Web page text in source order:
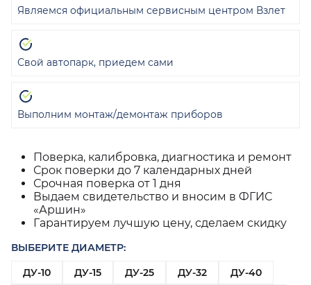
Поверка, калибровка, диагностика и ремонт
Срок поверки до 7 календарных дней
Срочная поверка от 1 дня
Выдаем свидетельство и вносим в ФГИС
«Аршин»
Гарантируем лучшую цену, сделаем скидку
ВЫБЕРИТЕ ДИАМЕТР:
ДУ-10
ДУ-15 ДУ-25 ДУ-32
ДУ-40
Являемся официальным сервисным центром Взлет
Свой автопарк, приедем сами
Выполним монтаж/демонтаж приборов